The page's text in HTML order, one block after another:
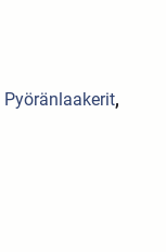
Pyöränlaakerit,